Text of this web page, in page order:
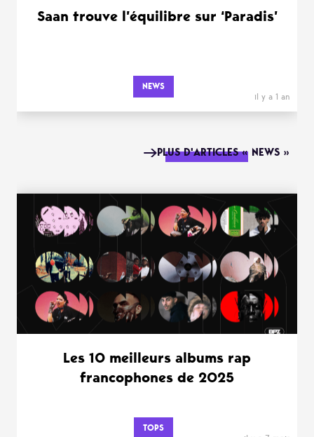
Saan trouve l’équilibre sur ‘Paradis’
NEWS
il y a 1 an
PLUS D'ARTICLES « NEWS »
Les 10 meilleurs albums rap
francophones de 2025
TOPS